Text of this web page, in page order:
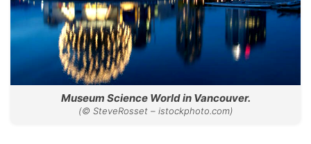
Museum Science World in Vancouver.
(© SteveRosset – istockphoto.com)